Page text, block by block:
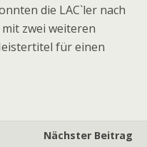
die LAC`ler nach
zwei weiteren
für einen
Nächster Beitrag